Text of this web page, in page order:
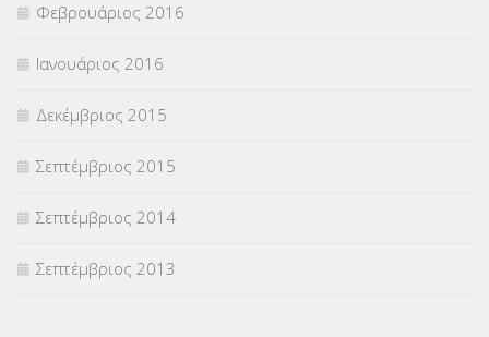
Φεβρουάριος 2016
Ιανουάριος 2016
Δεκέμβριος 2015
Σεπτέμβριος 2015
Σεπτέμβριος 2014
Σεπτέμβριος 2013